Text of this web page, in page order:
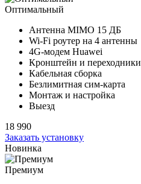
Оптимальный
Антенна MIMO 15 ДБ
Wi-Fi роутер на 4 антенны
4G-модем Huawei
Кронштейн и переходники
Кабельная сборка
Безлимитная сим-карта
Монтаж и настройка
Выезд
18 990
Заказать установку
Новинка
Премиум